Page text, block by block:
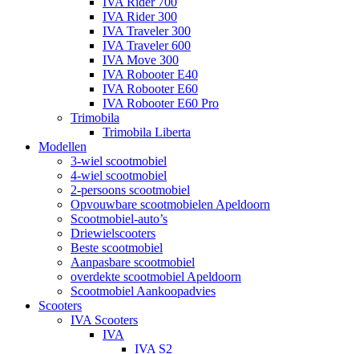
IVA Rider 300
IVA Traveler 300
IVA Traveler 600
IVA Move 300
IVA Robooter E40
IVA Robooter E60
IVA Robooter E60 Pro
Trimobila
Trimobila Liberta
Modellen
3-wiel scootmobiel
4-wiel scootmobiel
2-persoons scootmobiel
Opvouwbare scootmobielen Apeldoorn
Scootmobiel-auto’s
Driewielscooters
Beste scootmobiel
Aanpasbare scootmobiel
overdekte scootmobiel Apeldoorn
Scootmobiel Aankoopadvies
Scooters
IVA Scooters
IVA
IVA S2